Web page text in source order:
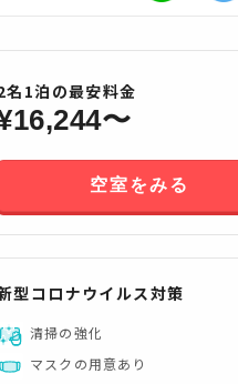
すべてみる
名 1泊の最安料金
16,244〜
空室をみる
型コロナウイルス対策
清掃の強化
マスクの用意あり